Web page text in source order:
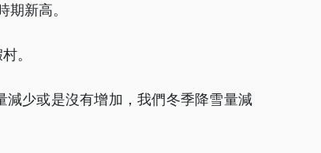
新高。
。
少或是沒有增加，我們冬季降雪量減